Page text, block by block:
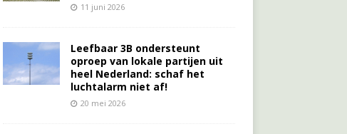
11 juni 2026
Leefbaar 3B ondersteunt
oproep van lokale partijen uit
heel Nederland: schaf het
luchtalarm niet af!
20 mei 2026